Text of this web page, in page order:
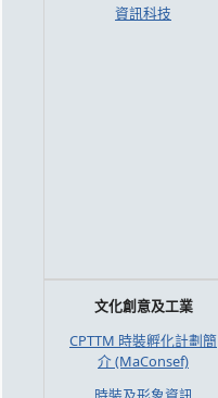
資訊科技
文化創意及工業
CPTTM 時裝孵化計劃簡
介 (MaConsef)